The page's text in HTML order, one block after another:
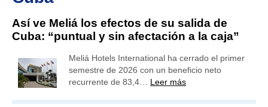
Así ve Meliá los efectos de su salida de
Cuba: “puntual y sin afectación a la caja”
Meliá Hotels International ha cerrado el primer
semestre de 2026 con un beneficio neto
recurrente de 83,4… Leer más